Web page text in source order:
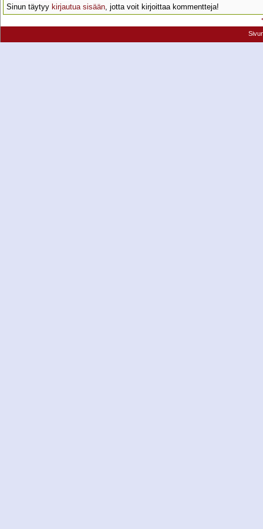
Sinun täytyy kirjautua sisään, jotta voit kirjoittaa kommentteja!